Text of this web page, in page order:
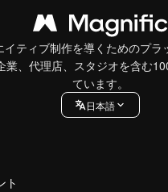
イティブ制作を導くためのプラ
業、代理店、スタジオを含む
ています。
日本語
ト